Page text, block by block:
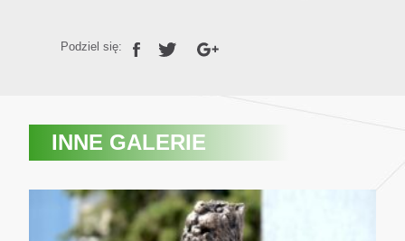
Podziel się:
INNE GALERIE